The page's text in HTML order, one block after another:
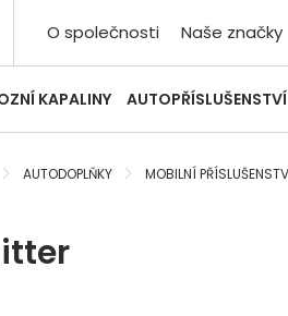
O společnosti Naše značky
KAPALINY AUTOPŘÍSLUŠENSTVÍ
AUTODOPLŇKY MOBILNÍ